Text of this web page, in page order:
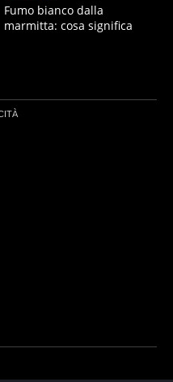
Fumo bianco dalla
marmitta: cosa significa